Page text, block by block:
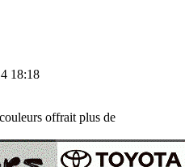
18:18
offrait plus de